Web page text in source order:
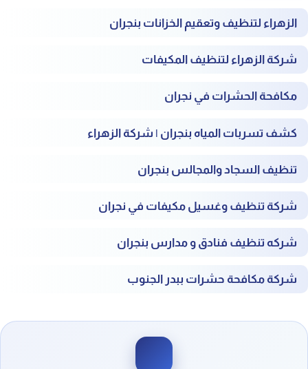
الزهراء لتنظيف وتعقيم الخزانات بنجران
شركة الزهراء لتنظيف المكيفات
مكافحة الحشرات في نجران
كشف تسربات المياه بنجران | شركة الزهراء
تنظيف السجاد والمجالس بنجران
شركة تنظيف وغسيل مكيفات في نجران
شركه تنظيف فنادق و مدارس بنجران
شركة مكافحة حشرات ببدر الجنوب